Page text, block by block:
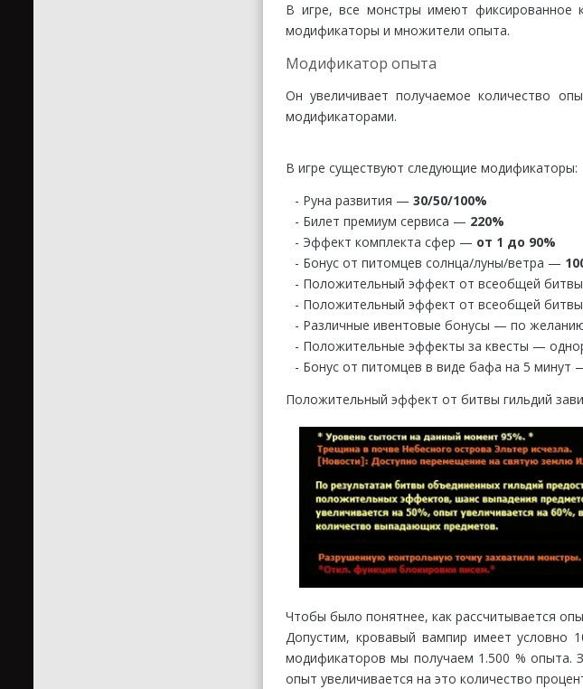
В игре, все монстры имеют фиксированное
модификаторы и множители опыта.
Модификатор опыта
Он увеличивает получаемое количество
модификаторами.
В игре существуют следующие модификаторы:
- Руна развития — 30/50/100%
- Билет премиум сервиса — 220%
- Эффект комплекта сфер — от 1 до 90%
- Бонус от питомцев солнца/луны/ветра —
- Положительный эффект от всеобщей
- Положительный эффект от всеобщей
- Различные ивентовые бонусы — по
- Положительные эффекты за квесты —
- Бонус от питомцев в виде бафа на 5 минут
Положительный эффект от битвы гильдий
Чтобы было понятнее, как рассчитывается
Допустим, кровавый вампир имеет условно
модификаторов мы получаем 1.500 % опыта.
опыт увеличивается на это количество